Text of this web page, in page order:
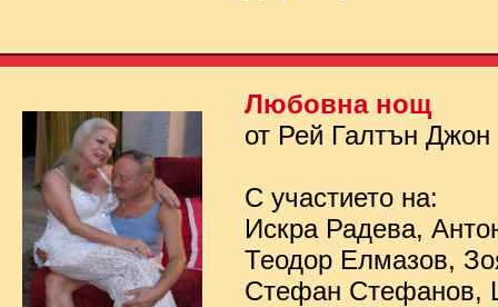
Любовна нощ
от Рей Галтън Джон
С участието на:
Искра Радева,
Теодор Елмазов,
Стефан Стефанов,